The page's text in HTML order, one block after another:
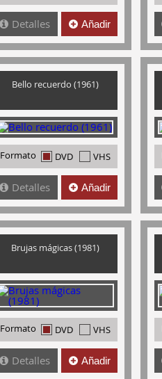
Detalles Añadir
Bello recuerdo (1961)
Formato DVD VHS
Detalles Añadir
Brujas mágicas (1981)
Formato DVD VHS
Detalles Añadir